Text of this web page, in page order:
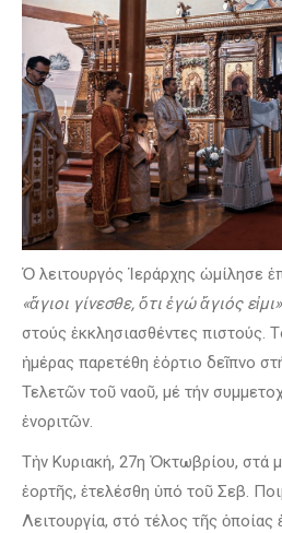
Ὁ λειτουργός Ἱεράρχης ὡμίλησε
«ἅγιοι γίνεσθε, ὅτι ἐγώ ἅγιός εἰμι»
στούς ἐκκλησιασθέντες πιστούς.
ἡμέρας παρετέθη ἑόρτιο δεῖπνο
Τελετῶν τοῦ ναοῦ, μέ τήν
ἐνοριτῶν.
Τἠν Κυριακή, 27η Ὀκτωβρίου, στά
ἑορτῆς, ἐτελέσθη ὑπό τοῦ Σεβ.
Λειτουργία, στό τέλος τῆς